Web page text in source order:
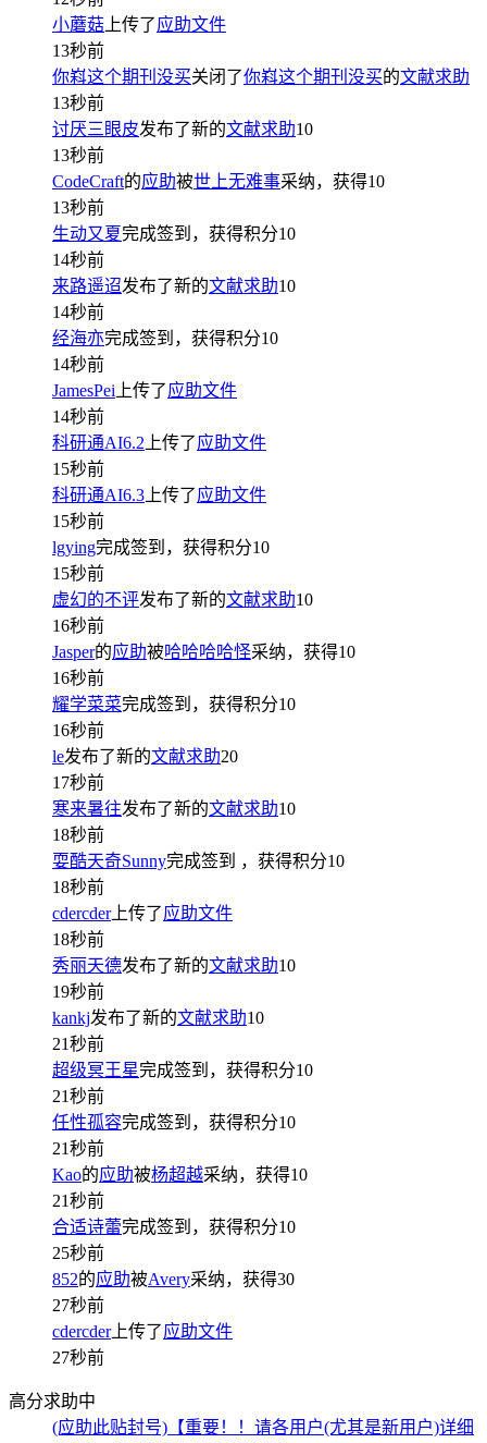
小蘑菇 上传了应助文件
13秒前
你嵙这个期刊没买关闭了你嵙这个期刊没买的文献求助
13秒前
讨厌三眼皮发布了新的文献求助10
13秒前
CodeCraft的应助被世上无难事采纳，获得10
13秒前
生动又夏完成签到，获得积分10
14秒前
来路遥迢发布了新的文献求助10
14秒前
经海亦完成签到，获得积分10
14秒前
JamesPei 上传了应助文件
14秒前
科研通AI6.2 上传了应助文件
15秒前
科研通AI6.3 上传了应助文件
15秒前
lgying完成签到，获得积分10
15秒前
虚幻的不评发布了新的文献求助10
16秒前
Jasper的应助被哈哈哈哈怪采纳，获得10
16秒前
耀学菜菜完成签到，获得积分10
16秒前
le发布了新的文献求助20
17秒前
寒来暑往发布了新的文献求助10
18秒前
耍酷天奇Sunny完成签到 ，获得积分10
18秒前
cdercder上传了应助文件
18秒前
秀丽天德发布了新的文献求助10
19秒前
kankj发布了新的文献求助10
21秒前
超级冥王星完成签到，获得积分10
21秒前
任性孤容完成签到，获得积分10
21秒前
Kao的应助被杨超越采纳，获得10
21秒前
合适诗蕾完成签到，获得积分10
25秒前
852的应助被Avery采纳，获得30
27秒前
cdercder上传了应助文件
27秒前
高分求助中
(应助此贴封号)【重要！！请各用户(尤其是新用户)详细